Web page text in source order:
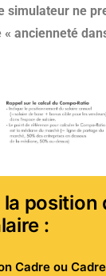
simulateur ne
ancienneté
la position
:
Cadre ou